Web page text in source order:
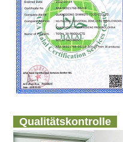
Qualitätskontrolle